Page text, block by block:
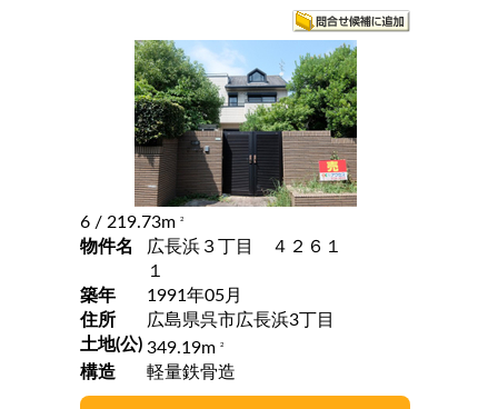
6 / 219.73m 2
物件名
広長浜３丁目 ４２６１
１
築年
1991年05月
住所
広島県呉市広長浜3丁目
土地(公) 349.19m 2
構造 軽量鉄骨造